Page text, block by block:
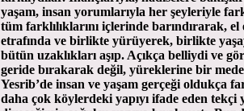
yaşam, insan yorumlarıyla her şeyleriyle
tüm farklılıklarını içlerinde barındırarak,
etrafında ve birlikte yürüyerek, birlikte
bütün uzaklıkları aşıp. Açıkça belliydi ve
geride bırakarak değil, yüreklerine bir
Yesrib’de insan ve yaşam gerçeği oldukça
daha çok köylerdeki yapıyı ifade eden